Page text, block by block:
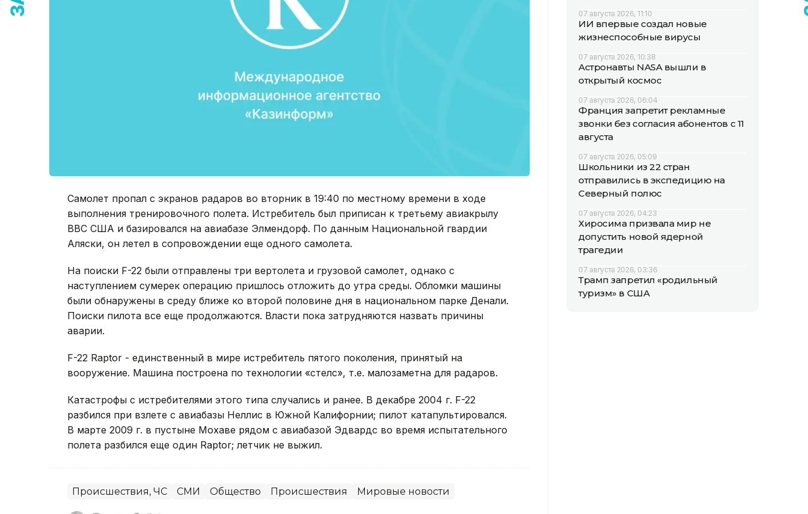
Самолет пропал с экранов радаров во вторник в 19:40 по местному времени в ходе
выполнения тренировочного полета. Истребитель был приписан к третьему авиакрылу
ВВС США и базировался на авиабазе Элмендорф. По данным Национальной гвардии
Аляски, он летел в сопровождении еще одного самолета.
На поиски F-22 были отправлены три вертолета и грузовой самолет, однако с
наступлением сумерек операцию пришлось отложить до утра среды. Обломки машины
были обнаружены в среду ближе ко второй половине дня в национальном парке Денали.
Поиски пилота все еще продолжаются. Власти пока затрудняются назвать причины
аварии.
F-22 Raptor - единственный в мире истребитель пятого поколения, принятый на
вооружение. Машина построена по технологии «стелс», т.е. малозаметна для радаров.
Катастрофы с истребителями этого типа случались и ранее. В декабре 2004 г. F-22
разбился при взлете с авиабазы Неллис в Южной Калифорнии; пилот катапультировался.
В марте 2009 г. в пустыне Мохаве рядом с авиабазой Эдвардс во время испытательного
полета разбился еще один Raptor; летчик не выжил.
Происшествия, ЧС СМИ Общество Происшествия Мировые новости
07 августа 2026, 11:10
ИИ впервые создал новые
жизнеспособные вирусы
07 августа 2026, 10:38
Астронавты NASA вышли в
открытый космос
07 августа 2026, 06:04
Франция запретит рекламные
звонки без согласия абонентов с 11
августа
07 августа 2026, 05:09
Школьники из 22 стран
отправились в экспедицию на
Северный полюс
07 августа 2026, 04:23
Хиросима призвала мир не
допустить новой ядерной
трагедии
07 августа 2026, 03:36
Трамп запретил «родильный
туризм» в США